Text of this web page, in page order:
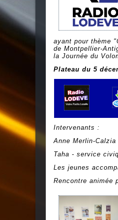
ayant pour thème
de Montpellier-
la Journée du
Plateau du 5
Intervenants :
Anne Merlin-
Taha - service
Les jeunes
Rencontre animée